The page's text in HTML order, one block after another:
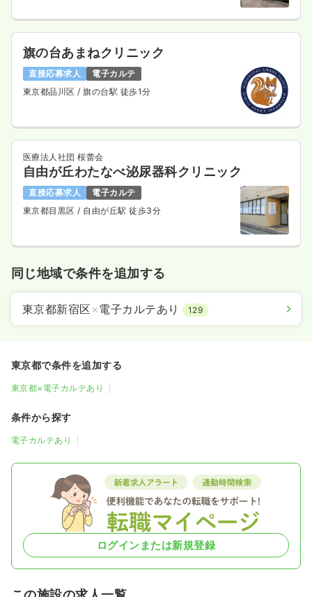
旗の台あまねクリニック
直接応募求人
電子カルテ
東京都品川区/ 旗の台駅 徒歩1分
医療法人社団 桜蕾会
自由が丘わたなべ泌尿器科クリニック
直接応募求人
電子カルテ
東京都目黒区/ 自由が丘駅 徒歩3分
同じ地域で条件を追加する
東京都新宿区 ×電子カルテあり 129
東京都で条件を追加する
東京都×電子カルテあり
条件から探す
電子カルテあり
ログインまたは新規登録